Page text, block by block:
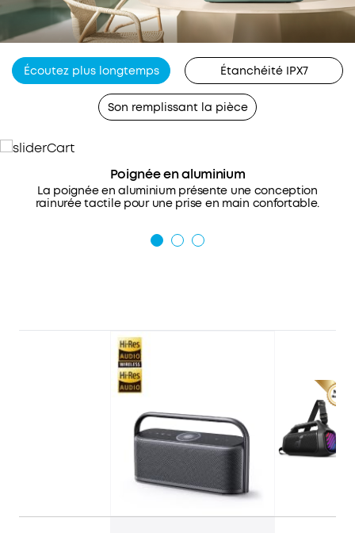
Écoutez plus longtemps Étanchéité IPX7
Son remplissant la pièce
Poignée en aluminium
La poignée en aluminium présente une conception
rainurée tactile pour une prise en main confortable.